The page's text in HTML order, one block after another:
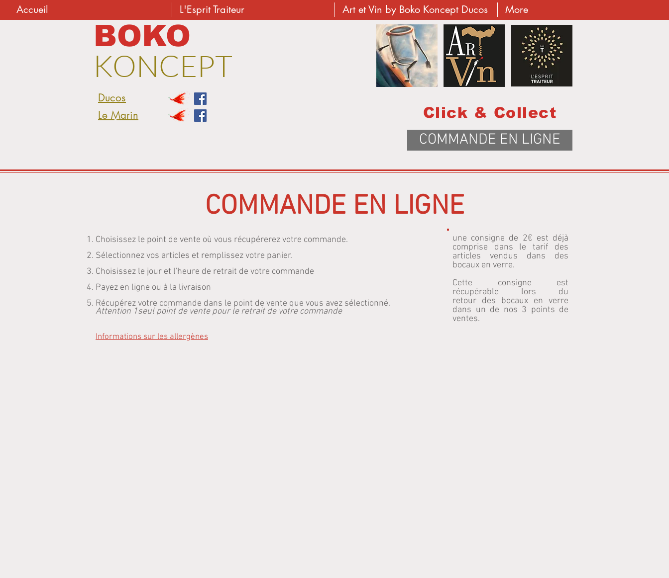
Accueil L'Esprit Traiteur Art et Vin by Boko Koncept Ducos More
BOKO
KONCEPT
Ducos
Le Marin
Click & Collect
COMMANDE EN LIGNE
COMMANDE EN LIGNE
Choisissez le point de vente où vous récupérerez votre commande.
Sélectionnez vos articles et remplissez votre panier.
Choisissez le jour et l'heure de retrait de votre commande
Payez en ligne ou à la livraison
Récupérez votre commande dans le point de vente que vous avez sélectionné.
Attention 1seul point de vente pour le retrait de votre commande
une consigne de 2€ est déjà
comprise dans le tarif des
articles vendus dans des
bocaux en verre.
Cette consigne est
récupérable lors du
retour des bocaux en verre
dans un de nos 3 points de
ventes.
Informations sur les allergènes